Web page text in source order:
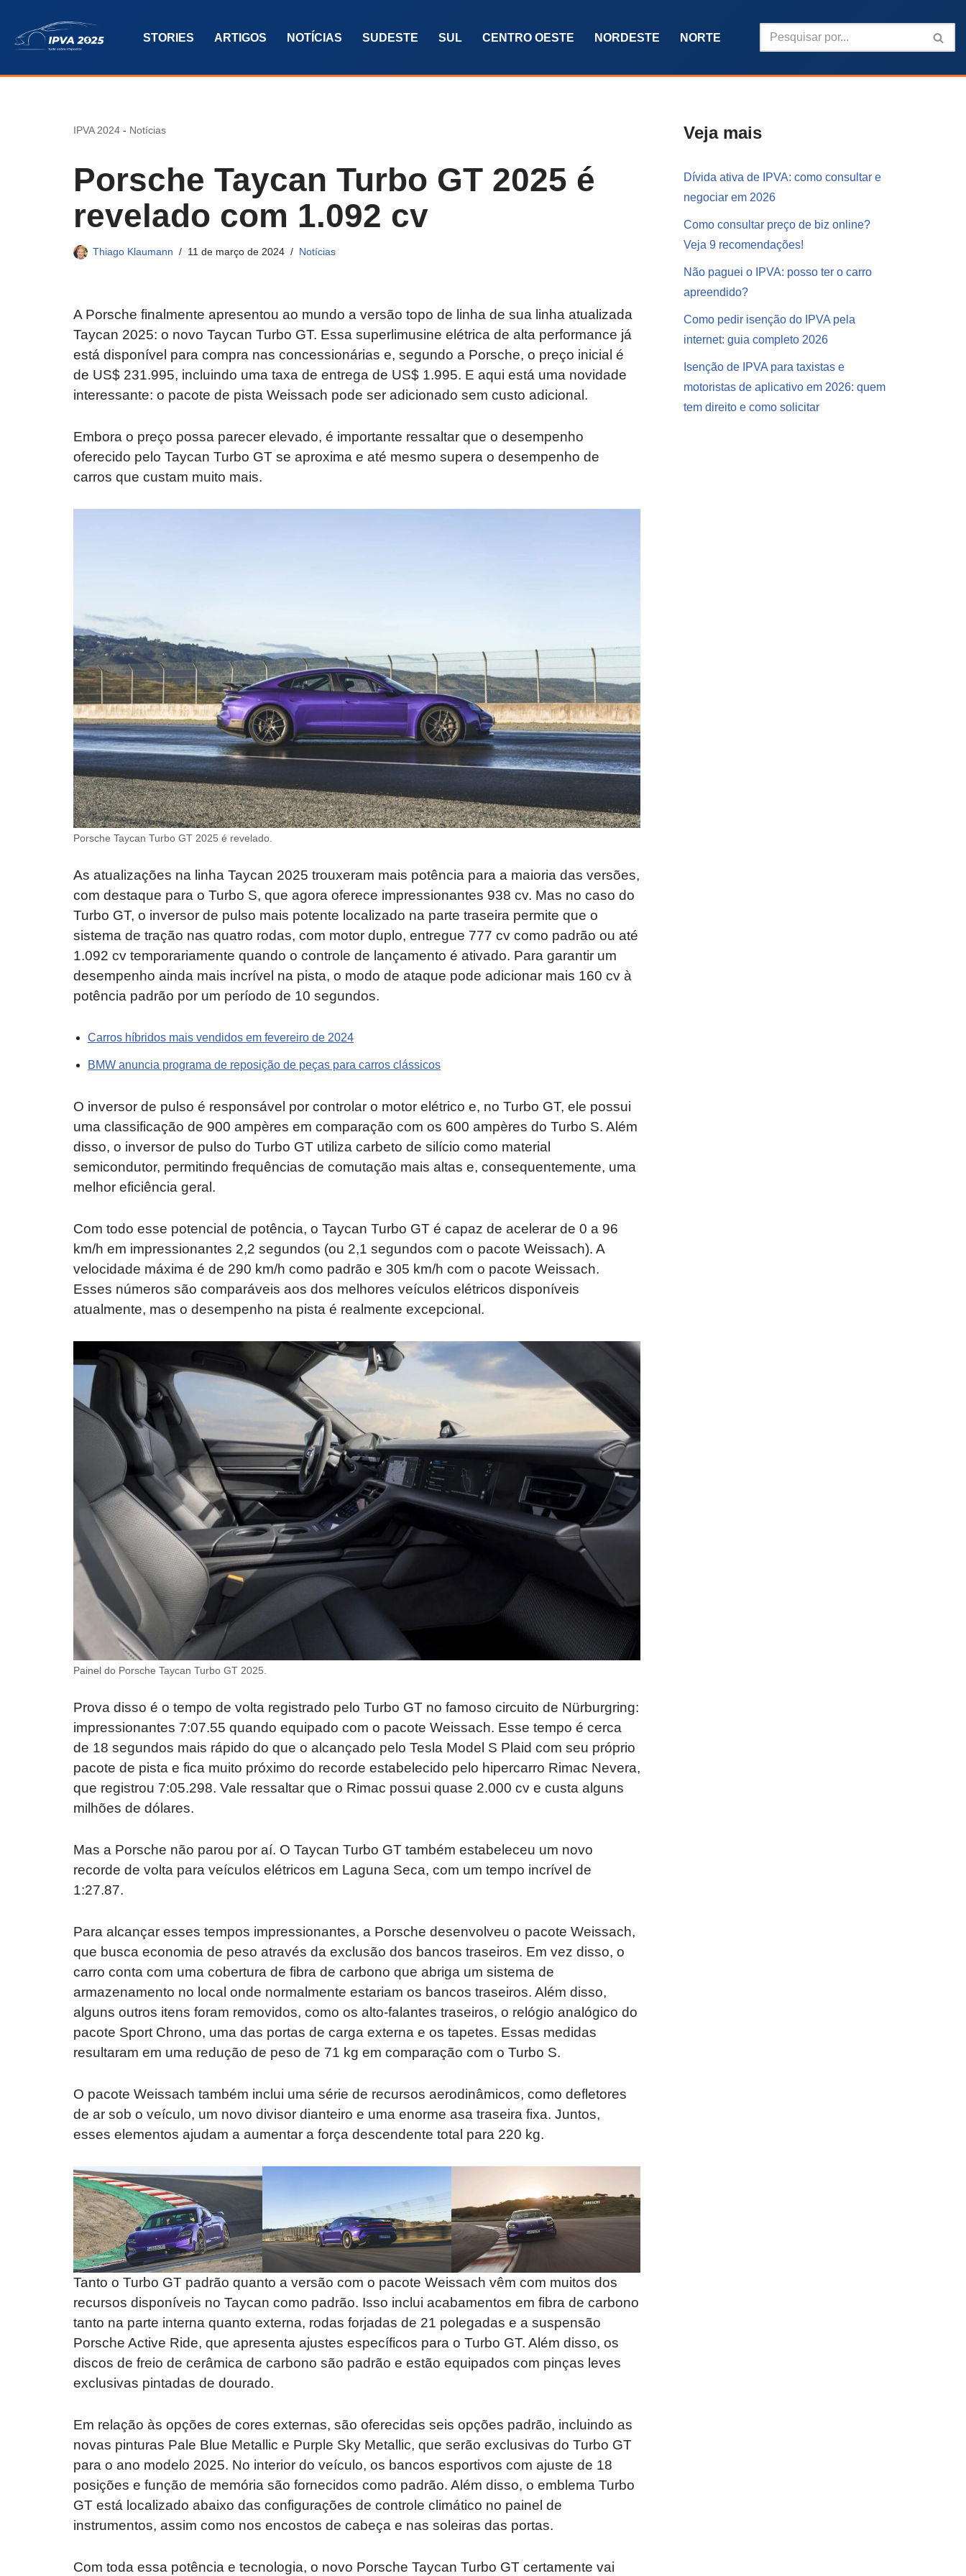
Pular
o
STORIES ARTIGOS NOTÍCIAS SUDESTE SUL CENTRO OESTE NORDESTE NORTE
IPVA 2024 - Notícias
Porsche Taycan Turbo GT 2025 é
revelado com 1.092 cv
Thiago Klaumann 11 de março de 2024 Notícias
A Porsche finalmente apresentou ao mundo a versão topo de linha de sua linha atualizada
Taycan 2025: o novo Taycan Turbo GT. Essa superlimusine elétrica de alta performance já
está disponível para compra nas concessionárias e, segundo a Porsche, o preço inicial é
de US$ 231.995, incluindo uma taxa de entrega de US$ 1.995. E aqui está uma novidade
interessante: o pacote de pista Weissach pode ser adicionado sem custo adicional.
Embora o preço possa parecer elevado, é importante ressaltar que o desempenho
oferecido pelo Taycan Turbo GT se aproxima e até mesmo supera o desempenho de
carros que custam muito mais.
Porsche Taycan Turbo GT 2025 é revelado.
As atualizações na linha Taycan 2025 trouxeram mais potência para a maioria das versões,
com destaque para o Turbo S, que agora oferece impressionantes 938 cv. Mas no caso do
Turbo GT, o inversor de pulso mais potente localizado na parte traseira permite que o
sistema de tração nas quatro rodas, com motor duplo, entregue 777 cv como padrão ou até
1.092 cv temporariamente quando o controle de lançamento é ativado. Para garantir um
desempenho ainda mais incrível na pista, o modo de ataque pode adicionar mais 160 cv à
potência padrão por um período de 10 segundos.
Carros híbridos mais vendidos em fevereiro de 2024
BMW anuncia programa de reposição de peças para carros clássicos
O inversor de pulso é responsável por controlar o motor elétrico e, no Turbo GT, ele possui
uma classificação de 900 ampères em comparação com os 600 ampères do Turbo S. Além
disso, o inversor de pulso do Turbo GT utiliza carbeto de silício como material
semicondutor, permitindo frequências de comutação mais altas e, consequentemente, uma
melhor eficiência geral.
Com todo esse potencial de potência, o Taycan Turbo GT é capaz de acelerar de 0 a 96
km/h em impressionantes 2,2 segundos (ou 2,1 segundos com o pacote Weissach). A
velocidade máxima é de 290 km/h como padrão e 305 km/h com o pacote Weissach.
Esses números são comparáveis aos dos melhores veículos elétricos disponíveis
atualmente, mas o desempenho na pista é realmente excepcional.
Painel do Porsche Taycan Turbo GT 2025.
Prova disso é o tempo de volta registrado pelo Turbo GT no famoso circuito de Nürburgring:
impressionantes 7:07.55 quando equipado com o pacote Weissach. Esse tempo é cerca
de 18 segundos mais rápido do que o alcançado pelo Tesla Model S Plaid com seu próprio
pacote de pista e fica muito próximo do recorde estabelecido pelo hipercarro Rimac Nevera,
que registrou 7:05.298. Vale ressaltar que o Rimac possui quase 2.000 cv e custa alguns
milhões de dólares.
Mas a Porsche não parou por aí. O Taycan Turbo GT também estabeleceu um novo
recorde de volta para veículos elétricos em Laguna Seca, com um tempo incrível de
1:27.87.
Para alcançar esses tempos impressionantes, a Porsche desenvolveu o pacote Weissach,
que busca economia de peso através da exclusão dos bancos traseiros. Em vez disso, o
carro conta com uma cobertura de fibra de carbono que abriga um sistema de
armazenamento no local onde normalmente estariam os bancos traseiros. Além disso,
alguns outros itens foram removidos, como os alto-falantes traseiros, o relógio analógico do
pacote Sport Chrono, uma das portas de carga externa e os tapetes. Essas medidas
resultaram em uma redução de peso de 71 kg em comparação com o Turbo S.
O pacote Weissach também inclui uma série de recursos aerodinâmicos, como defletores
de ar sob o veículo, um novo divisor dianteiro e uma enorme asa traseira fixa. Juntos,
esses elementos ajudam a aumentar a força descendente total para 220 kg.
Tanto o Turbo GT padrão quanto a versão com o pacote Weissach vêm com muitos dos
recursos disponíveis no Taycan como padrão. Isso inclui acabamentos em fibra de carbono
tanto na parte interna quanto externa, rodas forjadas de 21 polegadas e a suspensão
Porsche Active Ride, que apresenta ajustes específicos para o Turbo GT. Além disso, os
discos de freio de cerâmica de carbono são padrão e estão equipados com pinças leves
exclusivas pintadas de dourado.
Em relação às opções de cores externas, são oferecidas seis opções padrão, incluindo as
novas pinturas Pale Blue Metallic e Purple Sky Metallic, que serão exclusivas do Turbo GT
para o ano modelo 2025. No interior do veículo, os bancos esportivos com ajuste de 18
posições e função de memória são fornecidos como padrão. Além disso, o emblema Turbo
GT está localizado abaixo das configurações de controle climático no painel de
instrumentos, assim como nos encostos de cabeça e nas soleiras das portas.
Com toda essa potência e tecnologia, o novo Porsche Taycan Turbo GT certamente vai
Veja mais
Dívida ativa de IPVA: como consultar e
negociar em 2026
Como consultar preço de biz online?
Veja 9 recomendações!
Não paguei o IPVA: posso ter o carro
apreendido?
Como pedir isenção do IPVA pela
internet: guia completo 2026
Isenção de IPVA para taxistas e
motoristas de aplicativo em 2026: quem
tem direito e como solicitar